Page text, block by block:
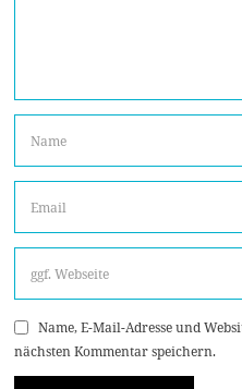
Name, E-Mail-Adresse und
nächsten Kommentar speichern.